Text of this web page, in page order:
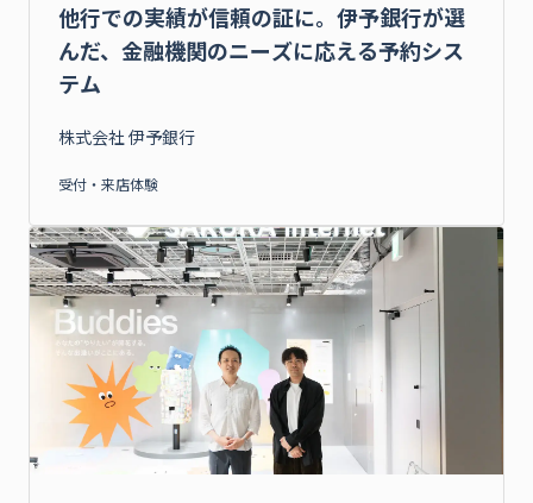
他行での実績が信頼の証に。伊予銀行が選
んだ、金融機関のニーズに応える予約シス
テム
株式会社 伊予銀行
受付・来店体験